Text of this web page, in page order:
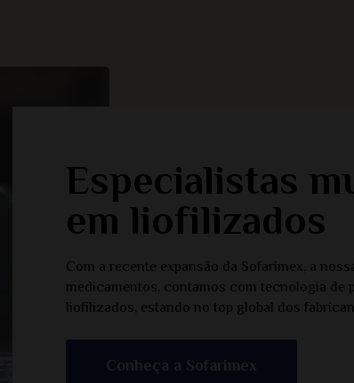
Especialistas
em liofilizados
Com a recente expansão da Sofarimex, a
medicamentos, contamos com tecnologia de
liofilizados, estando no top global dos
Conheça a Sofarimex